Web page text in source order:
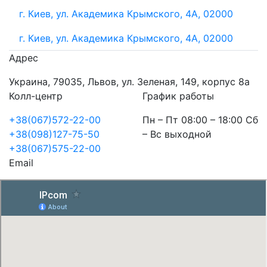
г. Киев, ул. Академика Крымского, 4А, 02000
г. Киев, ул. Академика Крымского, 4А, 02000
Адрес
Украина, 79035, Львов, ул. Зеленая, 149, корпус 8а
Колл-центр
+38(067)572-22-00
+38(098)127-75-50
+38(067)575-22-00
График работы
Пн – Пт 08:00 – 18:00 Сб
– Вс выходной
Email